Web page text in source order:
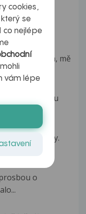
víčku
večera, mě
spodním víčku
ohledně dcery.
o
cookies,
se
co nejlépe
vám lépe